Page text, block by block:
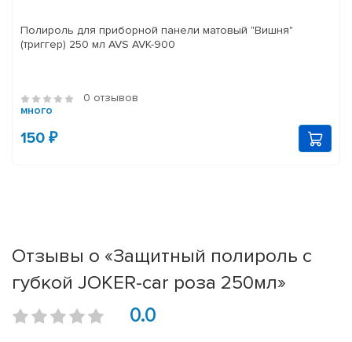
Полироль для приборной панели матовый "Вишня"
(триггер) 250 мл AVS AVK-900
0 отзывов
много
150 ₽
Отзывы о «Защитный полироль с
губкой JOKER-car роза 250мл»
0.0